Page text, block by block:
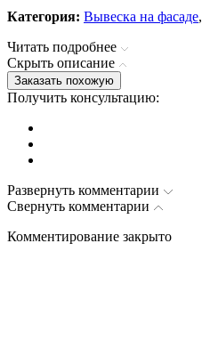
Категория: Вывеска на фасаде,
Читать подробнее
Cкрыть описание
Заказать похожую
Получить консультацию:
Развернуть комментарии
Свернуть комментарии
Комментирование закрыто